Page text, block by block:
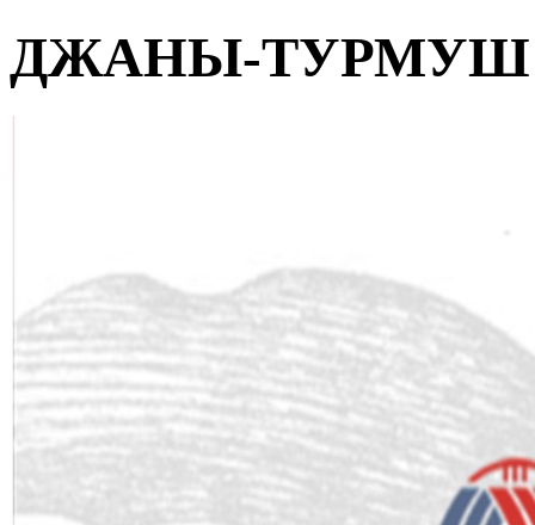
ДЖАНЫ-ТУРМУШ